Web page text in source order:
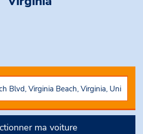
ma voiture